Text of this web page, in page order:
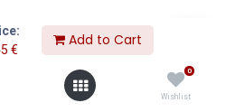
€
Add to Cart
0
Wishlist
met veer